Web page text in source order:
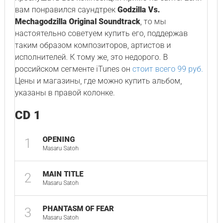
вам понравился саундтрек Godzilla Vs.
Mechagodzilla Original Soundtrack, то мы
настоятельно советуем купить его, поддержав
таким образом композиторов, артистов и
исполнителей. К тому же, это недорого. В
российском сегменте iTunes он стоит всего 99 руб.
Цены и магазины, где можно купить альбом,
указаны в правой колонке.
CD 1
1 OPENING
Masaru Satoh
2 MAIN TITLE
Masaru Satoh
3 PHANTASM OF FEAR
Masaru Satoh